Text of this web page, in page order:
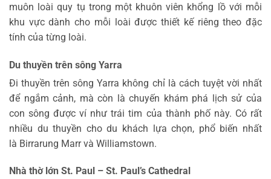
muôn loài quy tụ trong một khuôn viên khổng lồ với mỗi
khu vực dành cho mỗi loài được thiết kế riêng theo đặc
tính của từng loài.
Du thuyền trên sông Yarra
Đi thuyền trên sông Yarra không chỉ là cách tuyệt vời nhất
để ngắm cảnh, mà còn là chuyến khám phá lịch sử của
con sông được ví như trái tim của thành phố này. Có rất
nhiều du thuyền cho du khách lựa chọn, phổ biến nhất
là Birrarung Marr và Williamstown.
Nhà thờ lớn St. Paul – St. Paul’s Cathedral